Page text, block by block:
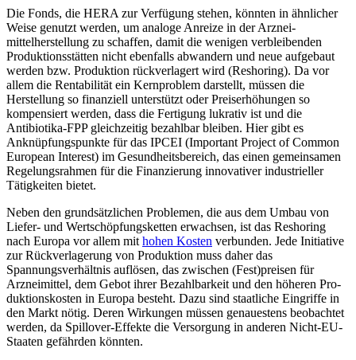
Die Fonds, die HERA zur Verfügung ste­hen, könnten in ähnlicher
Weise genutzt werden, um analoge Anreize in der Arznei­
mittelherstellung zu schaffen, damit die wenigen verbleibenden
Produktionsstätten nicht ebenfalls abwandern und neue auf­gebaut
werden bzw. Produktion rückverlagert wird (Reshoring). Da vor
allem die Ren­tabilität ein Kernproblem darstellt, müssen die
Herstellung so finanziell unterstützt oder Preiserhöhungen so
kompensiert wer­den, dass die Fertigung lukrativ ist und die
Antibiotika-FPP gleichzeitig bezahlbar bleiben. Hier gibt es
Anknüpfungspunkte für das IPCEI (Important Project of Common
European Interest) im Gesundheitsbereich, das einen gemeinsamen
Regelungsrahmen für die Finanzierung innovativer industrieller
Tätig­keiten bietet.
Neben den grundsätzlichen Problemen, die aus dem Umbau von
Liefer- und Wert­schöpfungsketten erwachsen, ist das Re­shoring
nach Europa vor allem mit hohen Kosten verbunden. Jede Initiative
zur Rück­verlagerung von Produktion muss daher das
Spannungsverhältnis auflösen, das zwischen (Fest)preisen für
Arzneimittel, dem Gebot ihrer Bezahlbarkeit und den höheren Pro­
duktionskosten in Europa besteht. Dazu sind staatliche Eingriffe in
den Markt nötig. Deren Wirkungen müssen genauestens be­obachtet
werden, da Spillover-Effekte die Versorgung in anderen Nicht-EU-
Staaten gefährden könnten.